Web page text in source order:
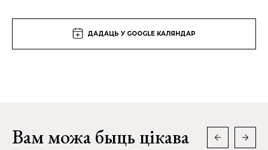
ДАДАЦЬ У GOOGLE КАЛЯНДАР
Вам можа быць цікава